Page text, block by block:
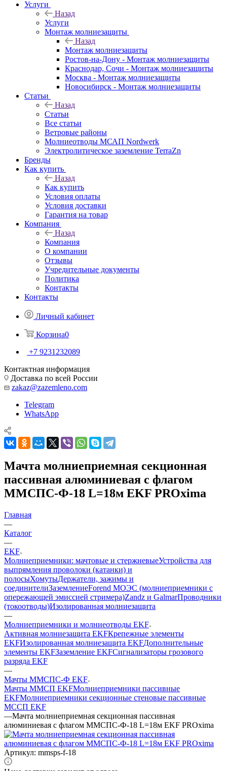
Услуги
Назад
Услуги
Монтаж молниезащиты
Назад
Монтаж молниезащиты
Ростов-на-Дону - Монтаж молниезащиты
Краснодар, Сочи - Монтаж молниезащиты
Москва - Монтаж молниезащиты
Новосибирск - Монтаж молниезащиты
Статьи
Назад
Статьи
Все статьи
Ветровые районы
Молниеотводы МСАП Nordwerk
Электролитическое заземление TerraZn
Бренды
Как купить
Назад
Как купить
Условия оплаты
Условия доставки
Гарантия на товар
Компания
Назад
Компания
О компании
Отзывы
Учредительные документы
Политика
Контакты
Контакты
Личный кабинет
Корзина0
+7 9231232089
Контактная информация
Доставка по всей России
zakaz@zazemleno.com
Telegram
WhatsApp
Мачта молниеприемная секционная
пассивная алюминиевая c флагом
ММСПС-Ф-18 L=18м EKF PROxima
Главная
—
Каталог
—
EKF
Молниеприемники: мачтовые и стержневыеУстройства для
выпрямления проволоки (катанки) и
полосыХомутыДержатели, зажимы и
соединителиЗаземлениеForend МОЭС (молниеприемники с
опережающей эмиссией стримера)Zandz и GalmarПроводники
(токоотводы)Изолированная молниезащита
—
Молниеприемники и молниеотводы EKF
Активная молниезащита EKFКрепежные элементы
EKFИзолированная молниезащита EKFДополнительные
элементы EKFЗаземление EKFСигнализаторы грозового
разряда EKF
—
Мачты ММСПС-Ф EKF
Мачты ММСП EKFМолниеприемники пассивные
EKFМолниеприемники секционные стеновые пассивные
МССП EKF
—Мачта молниеприемная секционная пассивная
алюминиевая c флагом ММСПС-Ф-18 L=18м EKF PROxima
Артикул: mmsps-f-18